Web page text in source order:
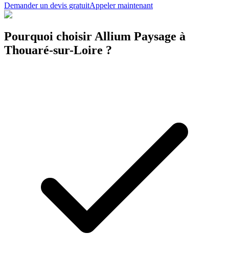
Demander un devis gratuitAppeler maintenant
Pourquoi choisir Allium Paysage à
Thouaré-sur-Loire ?